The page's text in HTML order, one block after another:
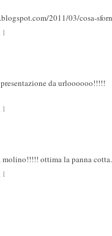
2011/03/cosa-
da urloooooo!!!!!
ottima la panna